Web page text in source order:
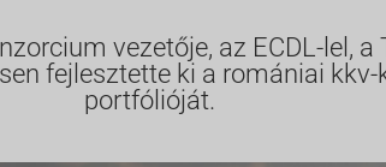
vezetője, az ECDL-lel,
fejlesztette ki a romániai
portfólióját.